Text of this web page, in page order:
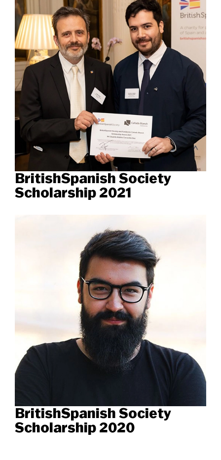
BritishSpanish Society
Scholarship 2021
BritishSpanish Society
Scholarship 2020